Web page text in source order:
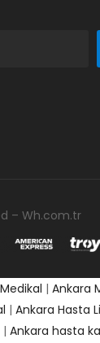
– Wh.com.tr
| Ankara
| Ankara Hasta
| Ankara hasta